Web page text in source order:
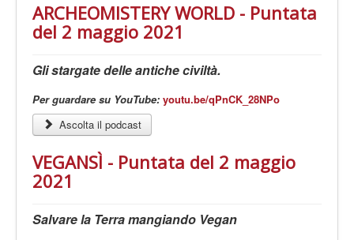
ARCHEOMISTERY WORLD - Puntata
del 2 maggio 2021
Gli stargate delle antiche civiltà.
Per guardare su YouTube: youtu.be/qPnCK_28NPo
Ascolta il podcast
VEGANSÌ - Puntata del 2 maggio
2021
Salvare la Terra mangiando Vegan